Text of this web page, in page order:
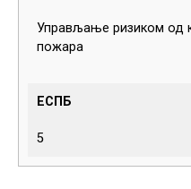
Управљање ризиком од
пожара
ЕСПБ
5